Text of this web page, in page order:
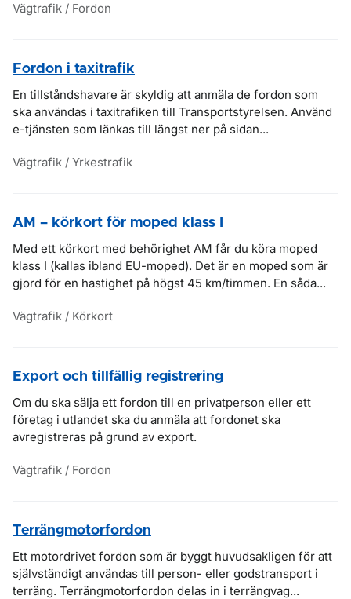
Vägtrafik / Fordon
Fordon i taxitrafik
En tillståndshavare är skyldig att anmäla de fordon som
ska användas i taxitrafiken till Transportstyrelsen. Använd
e-tjänsten som länkas till längst ner på sidan...
Vägtrafik / Yrkestrafik
AM – körkort för moped klass I
Med ett körkort med behörighet AM får du köra moped
klass I (kallas ibland EU-moped). Det är en moped som är
gjord för en hastighet på högst 45 km/timmen. En såda...
Vägtrafik / Körkort
Export och tillfällig registrering
Om du ska sälja ett fordon till en privatperson eller ett
företag i utlandet ska du anmäla att fordonet ska
avregistreras på grund av export.
Vägtrafik / Fordon
Terrängmotorfordon
Ett motordrivet fordon som är byggt huvudsakligen för att
självständigt användas till person- eller godstransport i
terräng. Terrängmotorfordon delas in i terrängvag...